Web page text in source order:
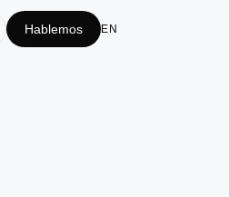
Hablemos EN